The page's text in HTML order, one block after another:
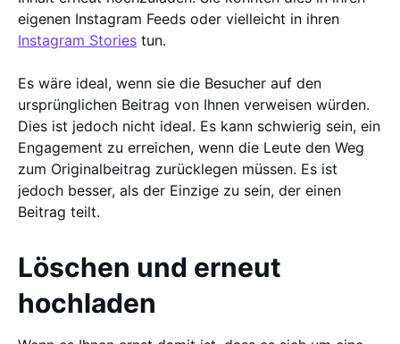
eigenen Instagram Feeds oder vielleicht in ihren
Instagram Stories tun.
Es wäre ideal, wenn sie die Besucher auf den
ursprünglichen Beitrag von Ihnen verweisen würden.
Dies ist jedoch nicht ideal. Es kann schwierig sein, ein
Engagement zu erreichen, wenn die Leute den Weg
zum Originalbeitrag zurücklegen müssen. Es ist
jedoch besser, als der Einzige zu sein, der einen
Beitrag teilt.
Löschen und erneut
hochladen